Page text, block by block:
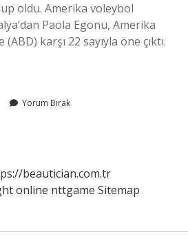
oldu. Amerika voleybol
Paola Egonu, Amerika
karşı 22 sayıyla öne çıktı.
Yorum Bırak
beautician.com.tr
online nttgame Sitemap